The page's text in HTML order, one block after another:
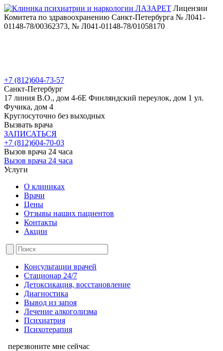
Лицензии
Комитета по здравоохранению Санкт-Петербурга № Л041-
01148-78/00362373, № Л041-01148-78/01058170
+7 (812)604-73-57
Санкт-Петербург
17 линия В.О., дом 4-6Е Финляндский переулок, дом 1 ул.
Фучика, дом 4
Круглосуточно без выходных
Вызвать врача
ЗАПИСАТЬСЯ
+7 (812)604-70-03
Вызов врача 24 часа
Вызов врача 24 часа
Услуги
О клиниках
Врачи
Цены
Отзывы наших пациентов
Контакты
Акции
Консультации врачей
Стационар 24/7
Детоксикация, восстановление
Диагностика
Вывод из запоя
Лечение алкоголизма
Психиатрия
Психотерапия
перезвоните мне сейчас